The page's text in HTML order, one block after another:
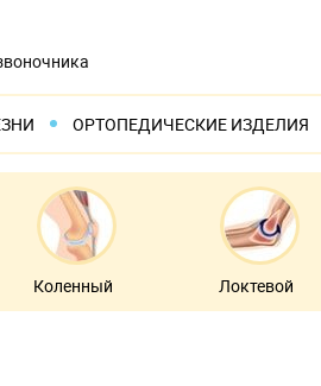
ОРТОПЕДИЧЕСКИЕ ИЗДЕЛИЯ
Коленный Локтевой